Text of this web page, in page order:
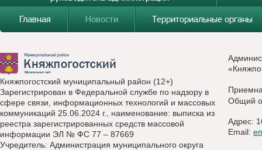
Главная
Новости Территориальные органы
Княжпогостский муниципальный район (12+)
Зарегистрирован в Федеральной службе по надзору в
сфере связи, информационных технологий и массовых
коммуникаций 25.06.2024 г., наименование: выписка из
реестра зарегистрированных средств массовой
информации ЭЛ № ФС 77 – 87669
Учредитель: Администрация муниципального округа
Общий
Адрес:
Email: